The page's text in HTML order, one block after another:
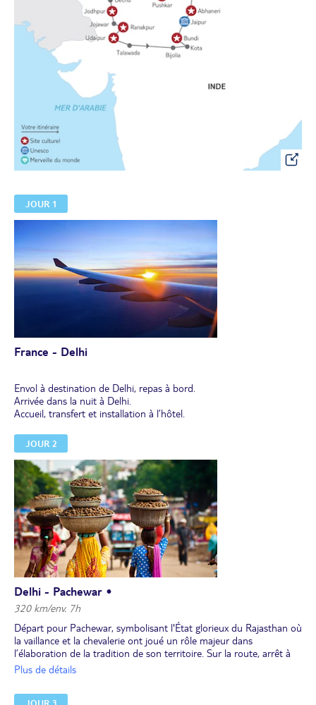
JOUR 1
France - Delhi
Envol à destination de Delhi, repas à bord.
Arrivée dans la nuit à Delhi.
Accueil, transfert et installation à l’hôtel.
JOUR 2
Delhi - Pachewar •
320 km/env. 7h
Départ pour Pachewar, symbolisant l'État glorieux du Rajasthan où
la vaillance et la chevalerie ont joué un rôle majeur dans
l’élaboration de la tradition de son territoire. Sur la route, arrêt à
Manoharpur, balade dans le village et passage dans le marché local.
d'une petite balade à la découverte des cultures agricoles du
Plus de détails
JOUR 3